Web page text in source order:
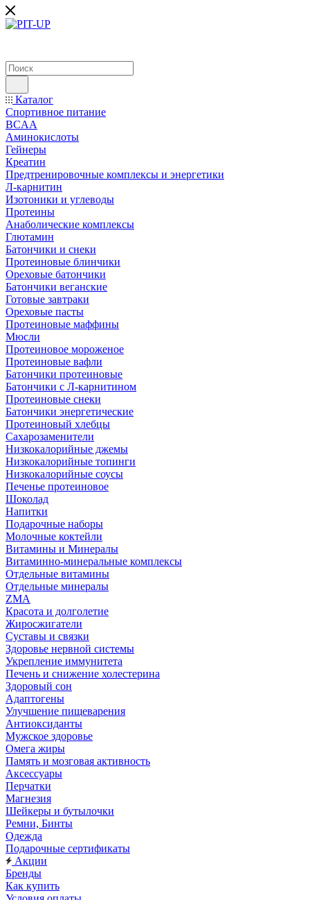
Каталог
Спортивное питание
BCAA
Аминокислоты
Гейнеры
Креатин
Предтренировочные комплексы и энергетики
Л-карнитин
Изотоники и углеводы
Протеины
Анаболические комплексы
Глютамин
Батончики и снеки
Протеиновые блинчики
Ореховые батончики
Батончики веганские
Готовые завтраки
Ореховые пасты
Протеиновые маффины
Мюсли
Протеиновое мороженое
Протеиновые вафли
Батончики протеиновые
Батончики с Л-карнитином
Протеиновые снеки
Батончики энергетические
Протеиновый хлебцы
Сахарозаменители
Низкокалорийные джемы
Низкокалорийные топинги
Низкокалорийные соусы
Печенье протеиновое
Шоколад
Напитки
Подарочные наборы
Молочные коктейли
Витамины и Минералы
Витаминно-минеральные комплексы
Отдельные витамины
Отдельные минералы
ZMA
Красота и долголетие
Жиросжигатели
Суставы и связки
Здоровье нервной системы
Укрепление иммунитета
Печень и снижение холестерина
Здоровый сон
Адаптогены
Улучшение пищеварения
Антиоксиданты
Мужское здоровье
Омега жиры
Память и мозговая активность
Аксессуары
Перчатки
Магнезия
Шейкеры и бутылочки
Ремни, Бинты
Одежда
Подарочные сертификаты
Акции
Бренды
Как купить